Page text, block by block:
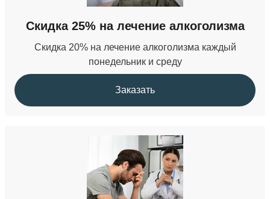
Кодирование от наркомании
от 22 000 ₽
Скидка 25% на лечение алкоголизма
Скидка 20% на лечение алкоголизма каждый
понедельник и среду
Заказать